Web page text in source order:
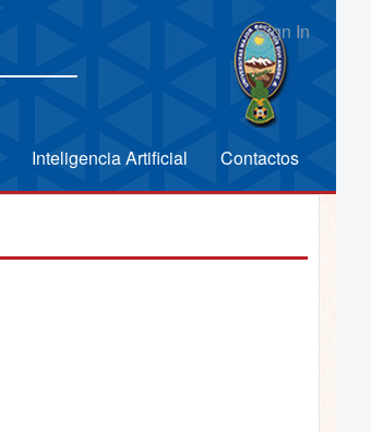
Sign In
Inteligencia Artificial Contactos